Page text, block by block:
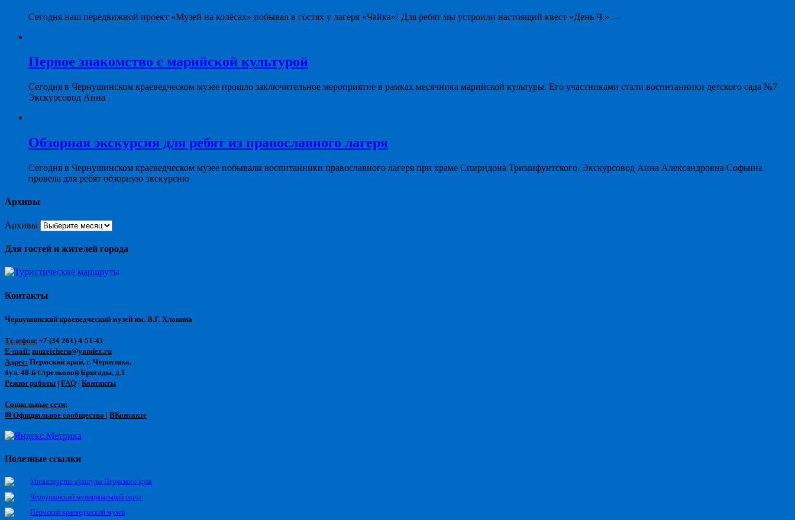
Сегодня наш передвижной проект «Музей на колёсах» побывал в гостях у лагеря «Чайка»! Для ребят мы устроили настоящий квест «День Ч.» —
Первое знакомство с марийской культурой
Сегодня в Чернушинском краеведческом музее прошло заключительное мероприятие в рамках месячника марийской культуры. Его участниками стали воспитанники детского сада №7
Экскурсовод Анна
Обзорная экскурсия для ребят из православного лагеря
Сегодня в Чернушинском краеведческом музее побывали воспитанники православного лагеря при храме Спиридона Тримифунтского. Экскурсовод Анна Александровна Софьина
провела для ребят обзорную экскурсию
Архивы
Архивы
Для гостей и жителей города
Контакты
Чернушинский краеведческий музей им. В.Г. Хлопина
Телефон: +7 (34 261) 4-51-41
E-mail: muzeichern@yandex.ru
Адрес: Пермский край, г. Чернушка,
бул. 48-й Стрелковой Бригады, д.1
Режим работы | FAQ | Контакты
Социальные сети:
✉ Официальное сообщество | ВКонтакте
Полезные ссылки
Министерство культуры Пермского края
Чернушинский муниципальный округ
Пермский краеведческий музей